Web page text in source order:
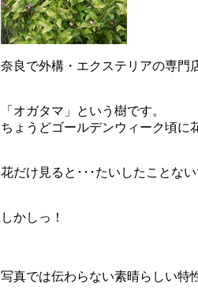
奈良で外構・エクステリアの専門
「オガタマ」という樹です。
ちょうどゴールデンウィーク頃に
花だけ見ると･･･たいしたことない
しかしっ！
写真では伝わらない素晴らしい特